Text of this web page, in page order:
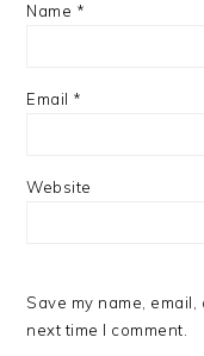
Name *
Email *
Website
Save my name,
next time I comment.